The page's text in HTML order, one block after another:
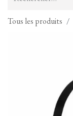
Tous les produits